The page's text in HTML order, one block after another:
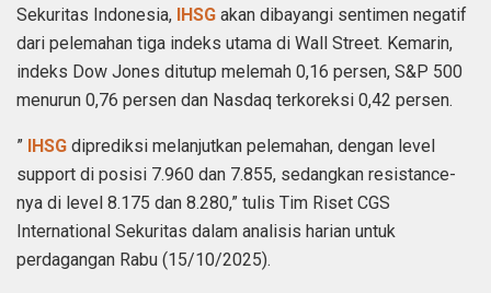
Sekuritas Indonesia, IHSG akan dibayangi sentimen negatif
dari pelemahan tiga indeks utama di Wall Street. Kemarin,
indeks Dow Jones ditutup melemah 0,16 persen, S&P 500
menurun 0,76 persen dan Nasdaq terkoreksi 0,42 persen.
” IHSG diprediksi melanjutkan pelemahan, dengan level
support di posisi 7.960 dan 7.855, sedangkan resistance-
nya di level 8.175 dan 8.280,” tulis Tim Riset CGS
International Sekuritas dalam analisis harian untuk
perdagangan Rabu (15/10/2025).